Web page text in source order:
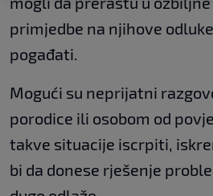
primjedbe na njihove
pogađati.
Mogući su neprijatni
porodice ili osobom od
takve situacije iscrpiti,
bi da donese rješenje